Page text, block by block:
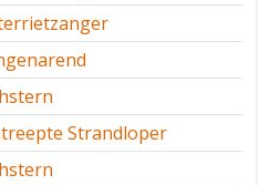
Strandloper